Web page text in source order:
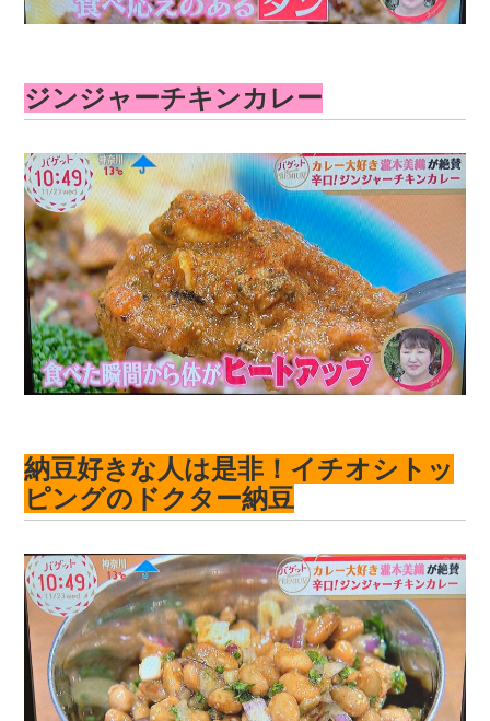
ジンジャーチキンカレー
納豆好きな人は是非！イチオシトッ
ピングのドクター納豆